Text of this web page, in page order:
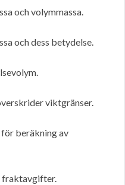
och volymmassa.
och dess betydelse.
viktgränser.
beräkning av
fraktavgifter.